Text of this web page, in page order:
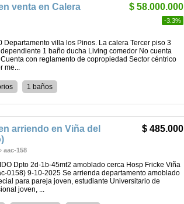
$ 58.000.000
-3.3%
venta en Calera
Departamento villa los Pinos. La calera Tercer piso 3
1 baño ducha Living comedor No cuenta
con reglamento de copropiedad Sector céntrico
me...
1 baños
$ 485.000
arriendo en Viña del
aac-158
Dpto 2d-1b-45mt2 amoblado cerca Hosp Fricke Viña
0158) 9-10-2025 Se arrienda departamento amoblado
para pareja joven, estudiante Universitario de
joven, ...